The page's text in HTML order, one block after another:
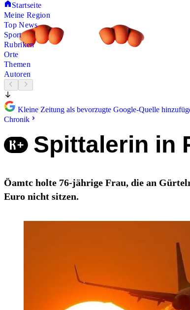
Startseite
Meine Region
Top News
Sport
Rubriken
Orte
Themen
Autoren
Kleine Zeitung als bevorzugte Google-Quelle
Chronik
Spittalerin in
Öamtc holte 76-jährige Frau, die an
Euro nicht sitzen.